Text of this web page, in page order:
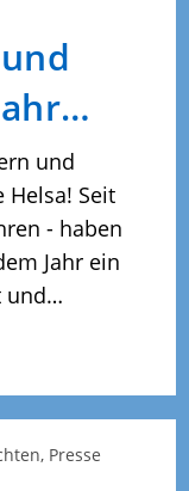
und
Helsa! Seit
- haben
Jahr ein
und…
Presse